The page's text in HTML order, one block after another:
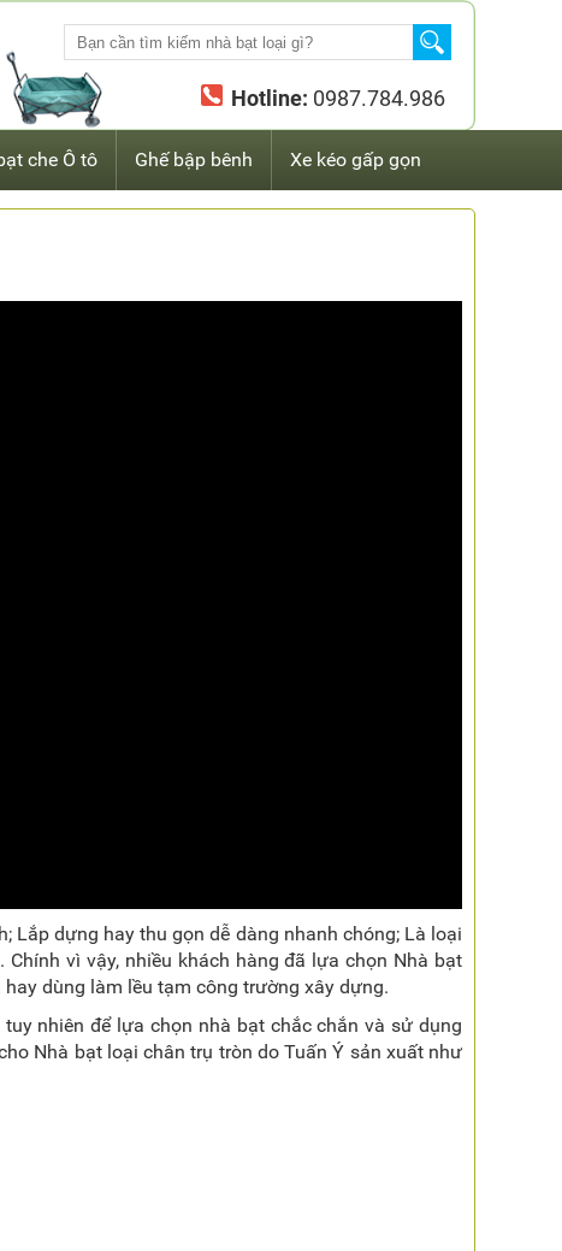
Hotline: 0987.784.986
che Ô tô Ghế bập bênh Xe kéo gấp gọn
Lắp dựng hay thu gọn dễ dàng nhanh chóng; Là loại
vì vậy, nhiều khách hàng đã lựa chọn Nhà bạt
dùng làm lều tạm công trường xây dựng.
nhiên để lựa chọn nhà bạt chắc chắn và sử dụng
Nhà bạt loại chân trụ tròn do Tuấn Ý sản xuất như